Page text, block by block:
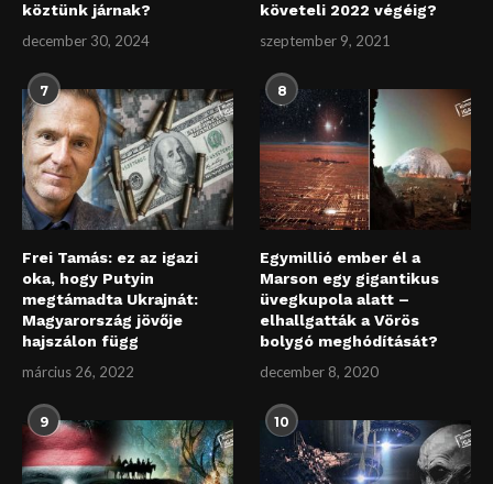
köztünk járnak?
december 30, 2024
követeli 2022 végéig?
szeptember 9, 2021
7
Frei Tamás: ez az igazi
oka, hogy Putyin
megtámadta Ukrajnát:
Magyarország jövője
hajszálon függ
március 26, 2022
8
Egymillió ember él a
Marson egy gigantikus
üvegkupola alatt –
elhallgatták a Vörös
bolygó meghódítását?
december 8, 2020
9 10